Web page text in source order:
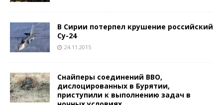
В Сирии потерпел крушение российский
Су-24
24.11.2015
Снайперы соединений ВВО,
дислоцированных в Бурятии,
приступили к выполнению задач в